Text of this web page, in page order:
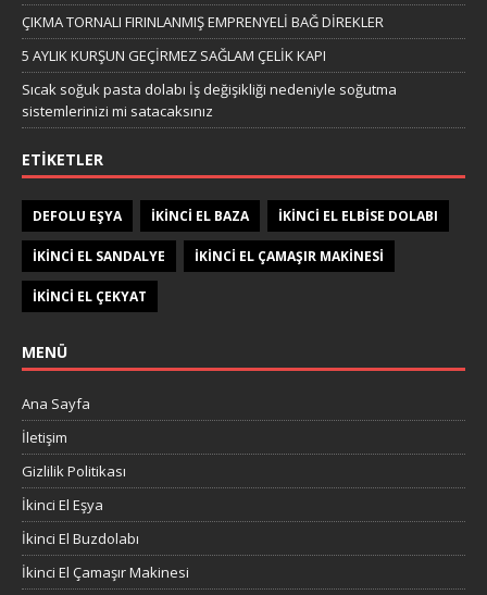
ÇIKMA TORNALI FIRINLANMIŞ EMPRENYELİ BAĞ DİREKLER
5 AYLIK KURŞUN GEÇİRMEZ SAĞLAM ÇELİK KAPI
Sıcak soğuk pasta dolabı İş değişikliği nedeniyle soğutma
sistemlerinizi mi satacaksınız
ETIKETLER
DEFOLU EŞYA IKINCI EL BAZA IKINCI EL ELBISE DOLABI
IKINCI EL SANDALYE IKINCI EL ÇAMAŞIR MAKINESI
IKINCI EL ÇEKYAT
MENÜ
Ana Sayfa
İletişim
Gizlilik Politikası
İkinci El Eşya
İkinci El Buzdolabı
İkinci El Çamaşır Makinesi